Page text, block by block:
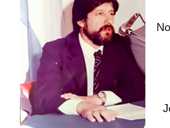
Comisiones Especiales
Concejales Mandato
Programas
LEGISLACIÓN